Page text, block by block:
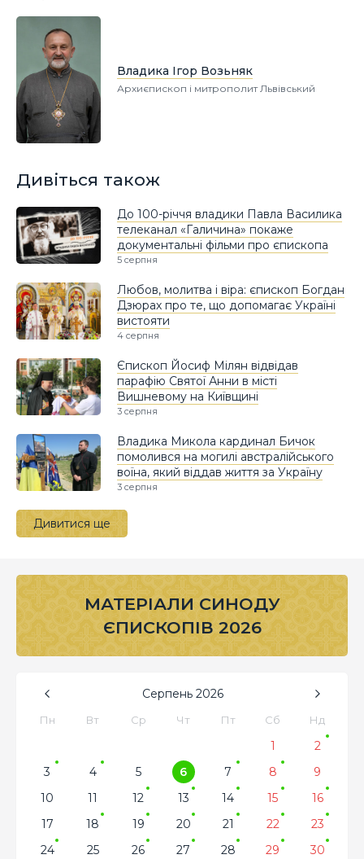
Владика Ігор Возьняк
Архиєпископ і митрополит Львівський
Дивіться також
До 100-річчя владики Павла Василика
телеканал «Галичина» покаже
документальні фільми про єпископа
5 серпня
Любов, молитва і віра: єпископ Богдан
Дзюрах про те, що допомагає Україні
вистояти
4 серпня
Єпископ Йосиф Мілян відвідав
парафію Святої Анни в місті
Вишневому на Київщині
3 серпня
Владика Микола кардинал Бичок
помолився на могилі австралійського
воїна, який віддав життя за Україну
3 серпня
Дивитися ще
МАТЕРІАЛИ СИНОДУ
ЄПИСКОПІВ 2026
Серпень 2026
Пн Вт Ср Чт Пт Сб Нд
1
2
3
4 5 6 7 8
9
10
11 12 13 14 15
16
17
18 19 20 21 22
23
24
25 26 27 28 29
30